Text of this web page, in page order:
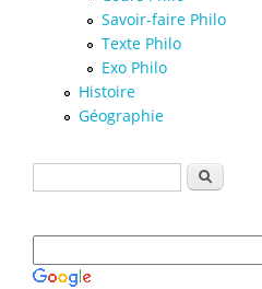
Savoir-faire Philo
Texte Philo
Exo Philo
Histoire
Géographie
Formulaire de recherche
Rechercher